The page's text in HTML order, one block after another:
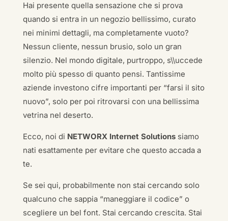
Hai presente quella sensazione che si prova
quando si entra in un negozio bellissimo, curato
nei minimi dettagli, ma completamente vuoto?
Nessun cliente, nessun brusio, solo un gran
silenzio. Nel mondo digitale, purtroppo, s\\uccede
molto più spesso di quanto pensi. Tantissime
aziende investono cifre importanti per “farsi il sito
nuovo”, solo per poi ritrovarsi con una bellissima
vetrina nel deserto.
Ecco, noi di NETWORX Internet Solutionssiamo
nati esattamente per evitare che questo accada a
te.
Se sei qui, probabilmente non stai cercando solo
qualcuno che sappia “maneggiare il codice” o
scegliere un bel font. Stai cercando crescita. Stai